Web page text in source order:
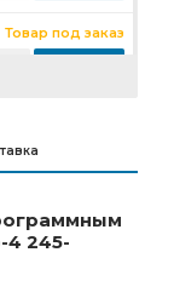
Товар под заказ
245-